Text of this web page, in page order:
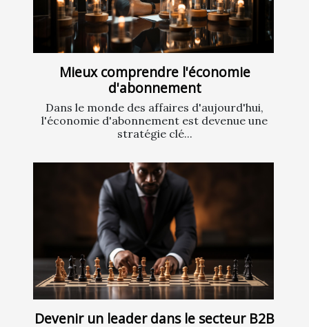
Mieux comprendre l'économie
d'abonnement
Dans le monde des affaires d'aujourd'hui,
l'économie d'abonnement est devenue une
stratégie clé...
Devenir un leader dans le secteur B2B